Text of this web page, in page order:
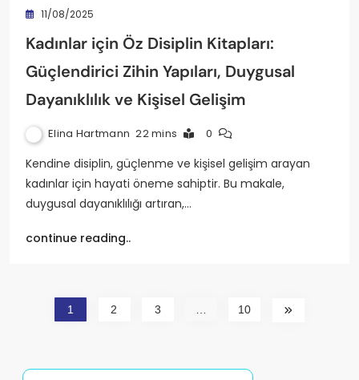
11/08/2025
Kadınlar için Öz Disiplin Kitapları:
Güçlendirici Zihin Yapıları, Duygusal
Dayanıklılık ve Kişisel Gelişim
Elina Hartmann 22 mins 0
Kendine disiplin, güçlenme ve kişisel gelişim arayan
kadınlar için hayati öneme sahiptir. Bu makale,
duygusal dayanıklılığı artıran,…
continue reading..
1 2 3 … 10